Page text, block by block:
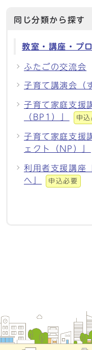
同じ分類から探す
教室・講座・プ
ふたごの交流会
子育て講演会（
子育て家庭支援
（BP1）」
申込
子育て家庭支援
ェクト（NP）」
利用者支援講座
へ」
申込必要